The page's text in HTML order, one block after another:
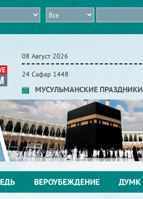
08 Август 2026
24 Сафар 1448
МУСУЛЬМАНСКИЕ ПРАЗДНИКИ
ВЕРОУБЕЖДЕНИЕ ДУМК